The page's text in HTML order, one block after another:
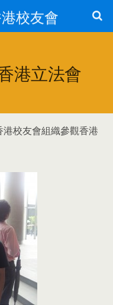
校友會
港立法會
校友會組織參觀香港